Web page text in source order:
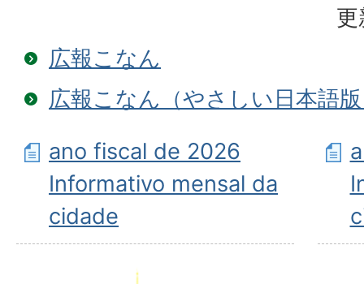
広報こなん
広報こなん（やさしい日本語
ano fiscal de 2026
Informativo mensal da
cidade